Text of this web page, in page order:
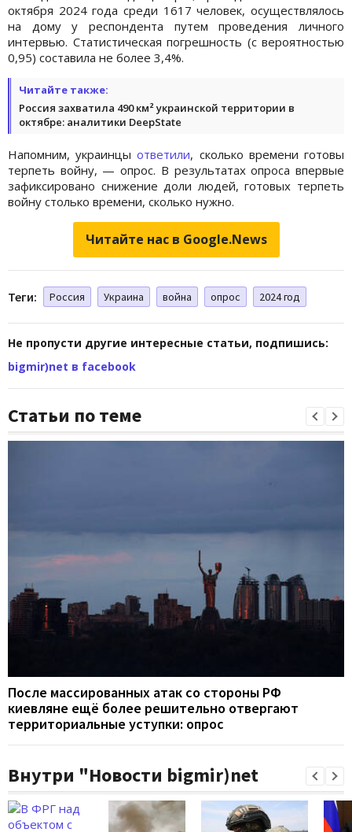
октября 2024 года среди 1617 человек, осуществлялось
на дому у респондента путем проведения личного
интервью. Статистическая погрешность (с вероятностью
0,95) составила не более 3,4%.
Читайте также:
Россия захватила 490 км² украинской территории в
октябре: аналитики DeepState
Напомним, украинцыответили, сколько времени готовы
терпеть войну, — опрос. В результатах опроса впервые
зафиксировано снижение доли людей, готовых терпеть
войну столько времени, сколько нужно.
Читайте нас в Google.News
Теги: Россия Украина война опрос 2024 год
Не пропусти другие интересные статьи, подпишись:
bigmir)net в facebook
Статьи по теме
После массированных атак со стороны РФ
киевляне ещё более решительно отвергают
территориальные уступки: опрос
Внутри "Новости bigmir)net